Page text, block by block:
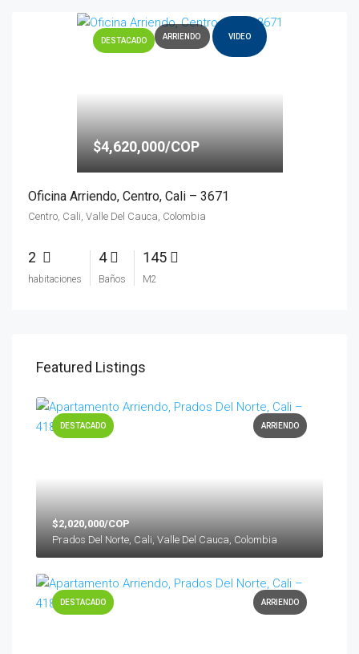
DESTACADO ARRIENDO VIDEO
$4,620,000/COP
Oficina Arriendo, Centro, Cali – 3671
Centro, Cali, Valle Del Cauca, Colombia
2
habitaciones
4
Baños
145
M2
Featured Listings
ARRIENDO
DESTACADO
$2,020,000/COP
Prados Del Norte, Cali, Valle Del Cauca, Colombia
ARRIENDO
DESTACADO